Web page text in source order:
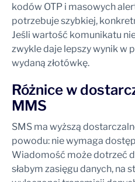
kodów OTP i masowych
potrzebuje szybkiej,
Jeśli wartość komunikatu
zwykle daje lepszy wynik w
wydaną złotówkę.
Różnice w
MMS
SMS ma wyższą
powodu: nie wymaga
Wiadomość może dotrzeć
słabym zasięgu danych, na